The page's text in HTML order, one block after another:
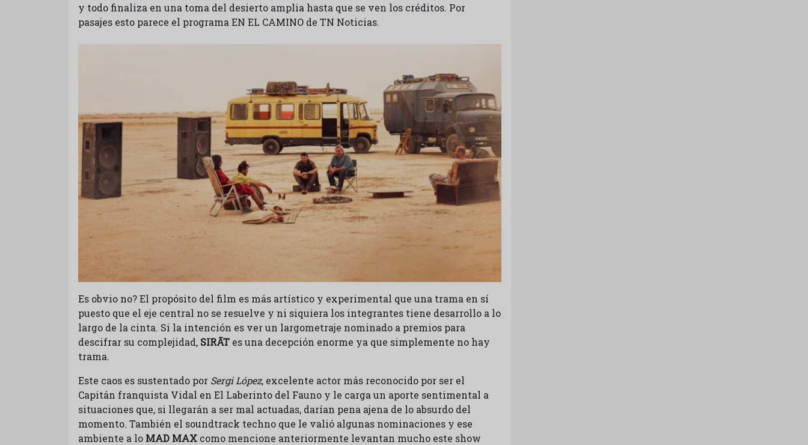
y todo finaliza en una toma del desierto amplia hasta que se ven los créditos. Por
pasajes esto parece el programa EN EL CAMINO de TN Noticias.
Es obvio no? El propósito del film es más artístico y experimental que una trama en sí
puesto que el eje central no se resuelve y ni siquiera los integrantes tiene desarrollo a lo
largo de la cinta. Si la intención es ver un largometraje nominado a premios para
descifrar su complejidad, SIRĀT es una decepción enorme ya que simplemente no hay
trama.
Este caos es sustentado por Sergi López, excelente actor más reconocido por ser el
Capitán franquista Vidal en El Laberinto del Fauno y le carga un aporte sentimental a
situaciones que, si llegarán a ser mal actuadas, darían pena ajena de lo absurdo del
momento. También el soundtrack techno que le valió algunas nominaciones y ese
ambiente a lo MAD MAX como mencione anteriormente levantan mucho este show